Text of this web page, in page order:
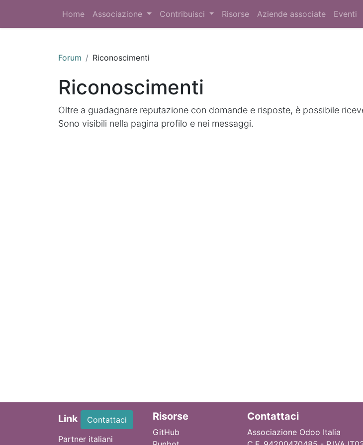
Home Associazione Contribuisci Risorse Aziende associate Eventi
Forum Riconoscimenti
Riconoscimenti
Oltre a guadagnare reputazione con domande e risposte, è possibile
Sono visibili nella pagina profilo e nei messaggi.
Link
Contattaci
Partner italiani
Risorse
GitHub
Contattaci
Associazione Odoo Italia